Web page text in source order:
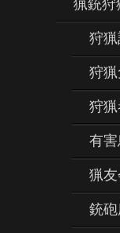
猟銃狩
狩
狩
狩
有
猟友
銃